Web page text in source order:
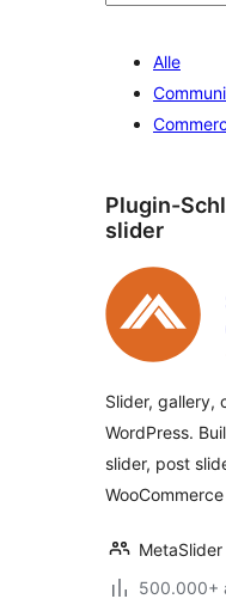
Alle
Plugin-
slider
Slider, gallery,
WordPress.
slider, post
MetaSlider
500.000+